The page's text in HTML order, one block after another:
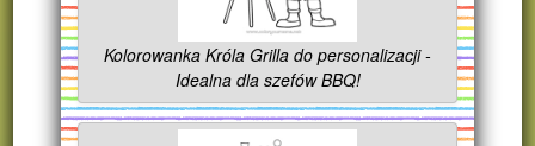
Kolorowanka Króla Grilla do personalizacji -
Idealna dla szefów BBQ!